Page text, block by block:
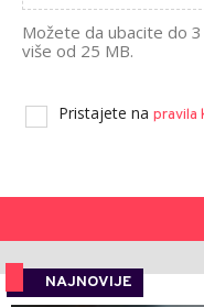
Možete da ubacite do
više od 25 MB.
Pristajete na pravila
NAJNOVIJE